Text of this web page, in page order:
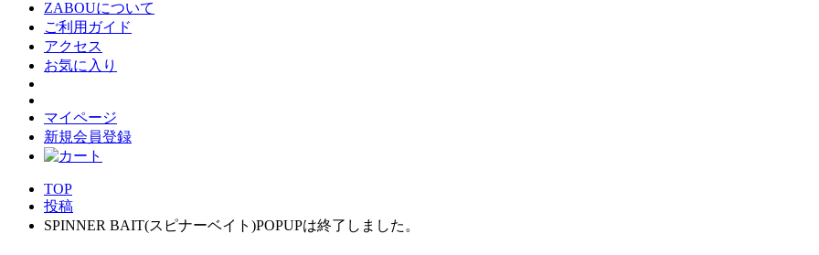
ZABOUについて
ご利用ガイド
アクセス
お気に入り
マイページ
新規会員登録
TOP
投稿
SPINNER BAIT(スピナーベイト)POPUPは終了しました。